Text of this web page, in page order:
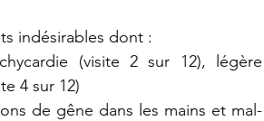
indésirables dont :
(visite 2 sur 12), légère
4 sur 12)
de gêne dans les mains et mal-